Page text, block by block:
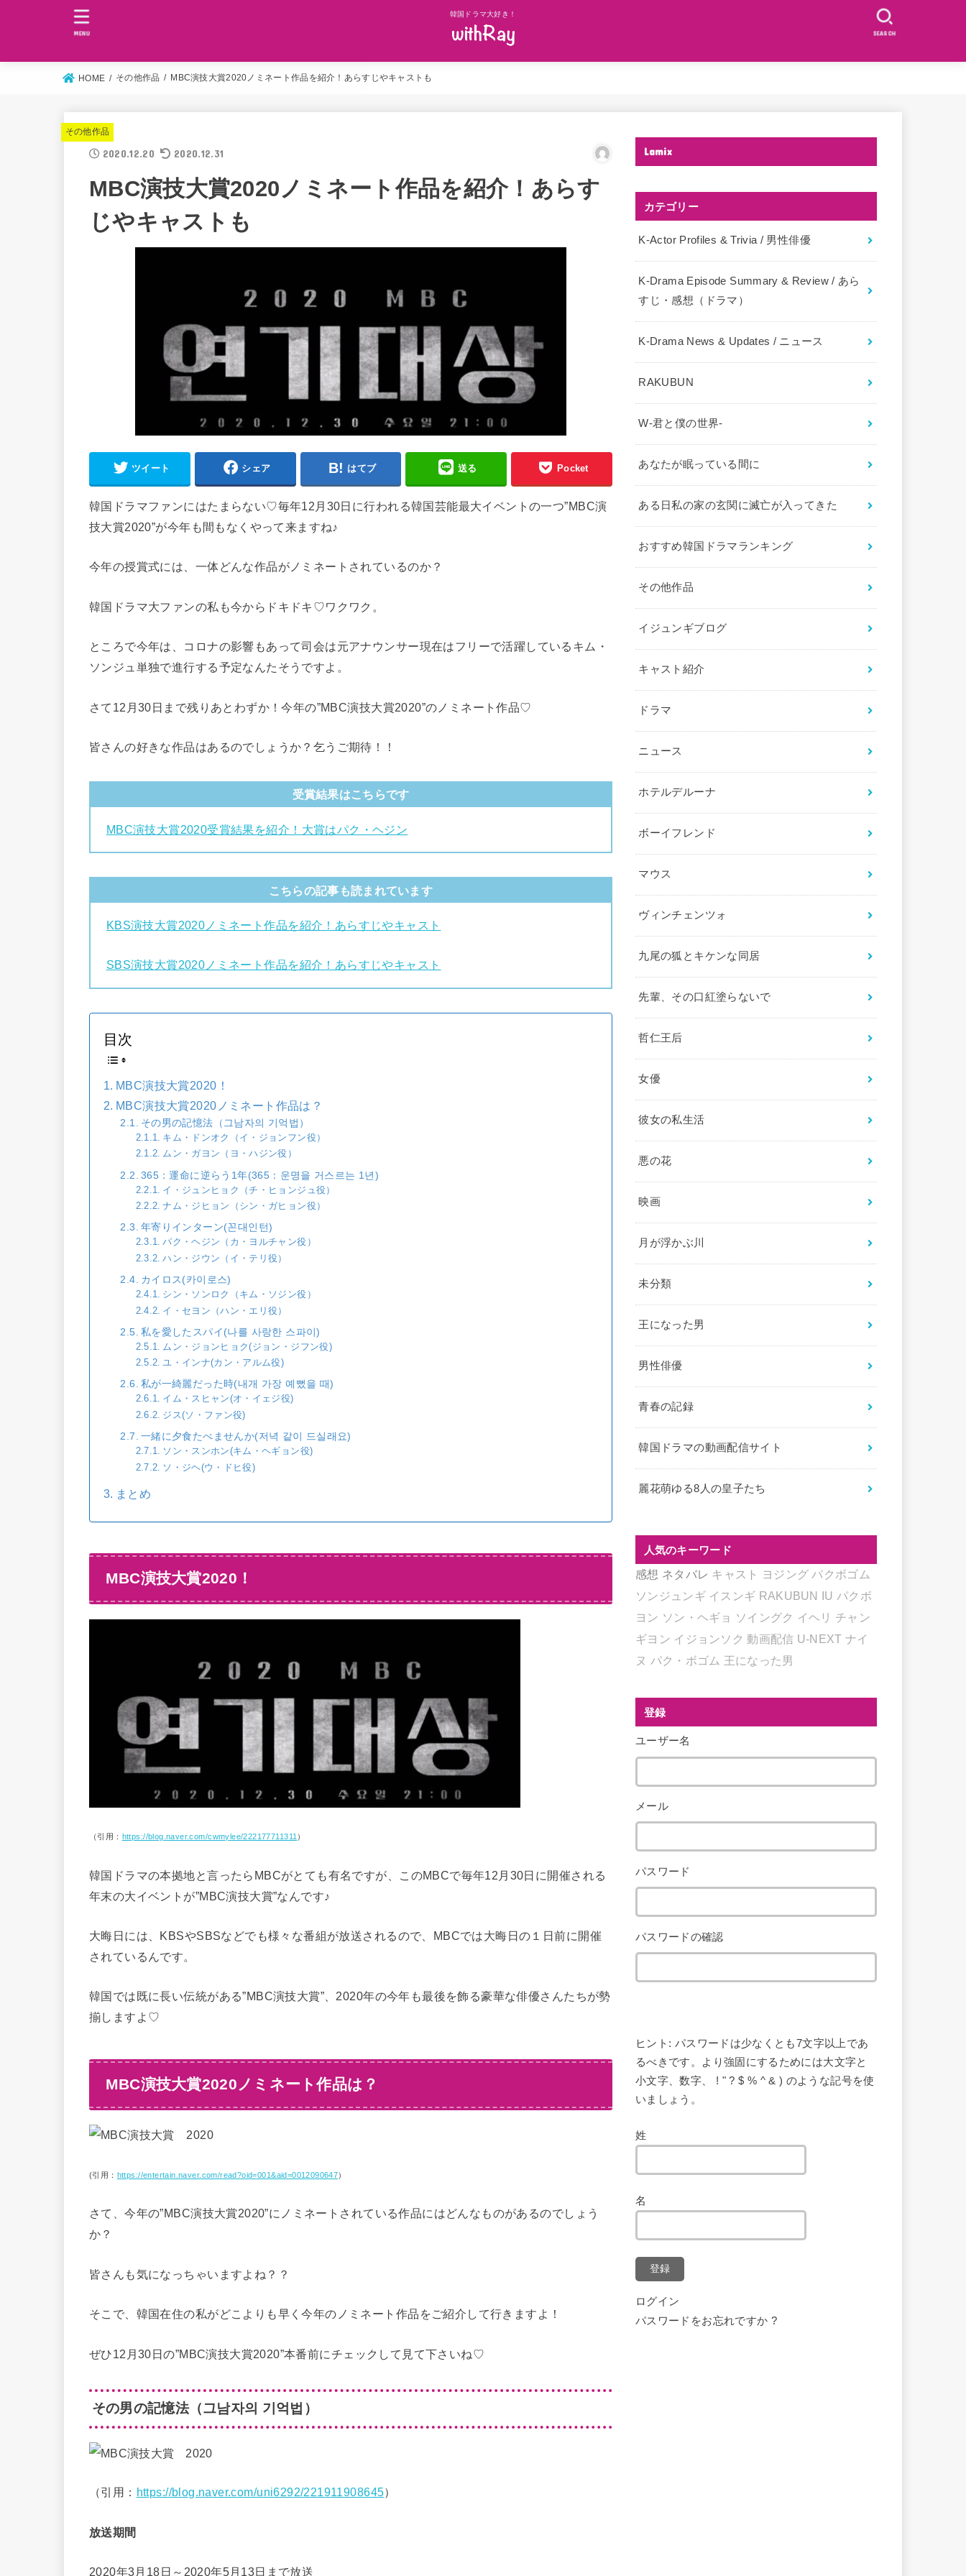
韓国ドラマ大好き！
SEARCH
MENU
HOME その他作品 MBC演技大賞2020ノミネート作品を紹介！あらすじやキャストも
その他作品
2020.12.20 2020.12.31
MBC演技大賞2020ノミネート作品を紹介！あらす
じやキャストも
ツイート シェア はてブ 送る Pocket
韓国ドラマファンにはたまらない♡毎年12月30日に行われる韓国芸能最大イベントの一つ”MBC演
技大賞2020”が今年も間もなくやって来ますね♪
今年の授賞式には、一体どんな作品がノミネートされているのか？
韓国ドラマ大ファンの私も今からドキドキ♡ワクワク。
ところで今年は、コロナの影響もあって司会は元アナウンサー現在はフリーで活躍しているキム・
ソンジュ単独で進行する予定なんたそうですよ。
さて12月30日まで残りあとわずか！今年の”MBC演技大賞2020”のノミネート作品♡
皆さんの好きな作品はあるのでしょうか？乞うご期待！！
受賞結果はこちらです
MBC演技大賞2020受賞結果を紹介！大賞はパク・ヘジン
こちらの記事も読まれています
KBS演技大賞2020ノミネート作品を紹介！あらすじやキャスト
SBS演技大賞2020ノミネート作品を紹介！あらすじやキャスト
目次
MBC演技大賞2020！
MBC演技大賞2020ノミネート作品は？
その男の記憶法（그남자의 기억법）
キム・ドンオク（イ・ジョンフン役）
ムン・ガヨン（ヨ・ハジン役）
365：運命に逆らう1年(365：운명을 거스르는 1년)
イ・ジュンヒョク（チ・ヒョンジュ役）
ナム・ジヒョン（シン・ガヒョン役）
年寄りインターン(꼰대인턴)
パク・ヘジン（カ・ヨルチャン役）
ハン・ジウン（イ・テリ役）
カイロス(카이로스)
シン・ソンロク（キム・ソジン役）
イ・セヨン（ハン・エリ役）
私を愛したスパイ(나를 사랑한 스파이)
ムン・ジョンヒョク(ジョン・ジフン役)
ユ・インナ(カン・アルム役)
私が一綺麗だった時(내개 가장 예뻤을 때)
イム・スヒャン(オ・イェジ役)
ジス(ソ・ファン役)
一緒に夕食たべませんか(저녁 같이 드실래요)
ソン・スンホン(キム・ヘギョン役)
ソ・ジヘ(ウ・ドヒ役)
まとめ
MBC演技大賞2020！
（引用： https://blog.naver.com/cwmylee/222177711311 ）
韓国ドラマの本拠地と言ったらMBCがとても有名ですが、このMBCで毎年12月30日に開催される
年末の大イベントが”MBC演技大賞”なんです♪
大晦日には、KBSやSBSなどでも様々な番組が放送されるので、MBCでは大晦日の１日前に開催
されているんです。
韓国では既に長い伝統がある”MBC演技大賞”、2020年の今年も最後を飾る豪華な俳優さんたちが勢
揃しますよ♡
MBC演技大賞2020ノミネート作品は？
(引用： https://entertain.naver.com/read?oid=001&aid=0012090647）
さて、今年の”MBC演技大賞2020”にノミネートされている作品にはどんなものがあるのでしょう
か？
皆さんも気になっちゃいますよね？？
そこで、韓国在住の私がどこよりも早く今年のノミネート作品をご紹介して行きますよ！
ぜひ12月30日の”MBC演技大賞2020”本番前にチェックして見て下さいね♡
その男の記憶法（그남자의 기억법）
（引用： https://blog.naver.com/uni6292/221911908645）
放送期間
2020年3月18日～2020年5月13日まで放送
Lamix
カテゴリー
K-Actor Profiles & Trivia / 男性俳優
K-Drama Episode Summary & Review / あら
すじ・感想（ドラマ）
K-Drama News & Updates / ニュース
RAKUBUN
W-君と僕の世界-
あなたが眠っている間に
ある日私の家の玄関に滅亡が入ってきた
おすすめ韓国ドラマランキング
その他作品
イジュンギブログ
キャスト紹介
ドラマ
ニュース
ホテルデルーナ
ボーイフレンド
マウス
ヴィンチェンツォ
九尾の狐とキケンな同居
先輩、その口紅塗らないで
哲仁王后
女優
彼女の私生活
悪の花
映画
月が浮かぶ川
未分類
王になった男
男性俳優
青春の記録
韓国ドラマの動画配信サイト
麗花萌ゆる8人の皇子たち
人気のキーワード
感想 ネタバレ キャスト ヨジング パクボゴム
ソンジュンギ イスンギ RAKUBUN IU パクボ
ヨン ソン・ヘギョ ソイングク イヘリ チャン
ギヨン イジョンソク 動画配信 U-NEXT ナイ
ヌ パク・ボゴム 王になった男
登録
ユーザー名
メール
パスワード
パスワードの確認
ヒント: パスワードは少なくとも7文字以上であ
るべきです。より強固にするためには大文字と
小文字、数字、 ! " ? $ % ^ & ) のような記号を使
いましょう。
姓
名
登録
ログイン
パスワードをお忘れですか ?